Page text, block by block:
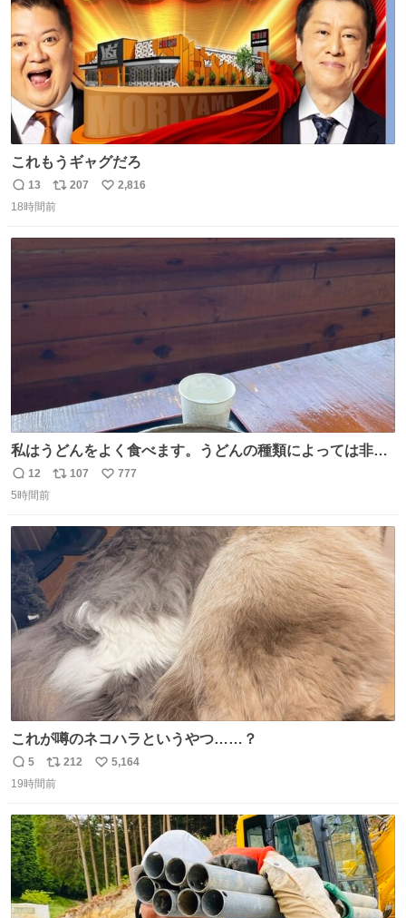
これもうギャグだろ
返
信
13
リ
ポ
207
い
2,816
18時間前
私はうどんをよく食べます。うどんの種類によっては非常
食にもなります。生うどんは消費期限が短く、冷凍うどん
は長持ちする代わりに停電に弱いので、乾麺タイプのうど
ファ化米や缶詰など、色々な非常食がありますが、うどん
もいかがでしょうか？
返
信
12
リ
ト
数
107
い
数
777
5時間前
これが噂のネコハラというやつ……？
返
信
5
リ
ポ
ト
数
212
い
数
5,164
19時間前